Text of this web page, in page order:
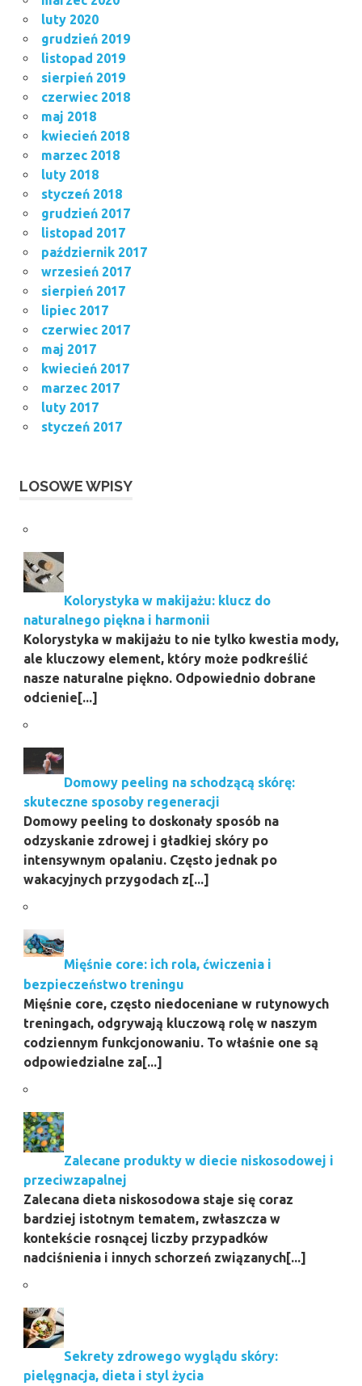
luty 2020
grudzień 2019
listopad 2019
sierpień 2019
czerwiec 2018
maj 2018
kwiecień 2018
marzec 2018
luty 2018
styczeń 2018
grudzień 2017
listopad 2017
październik 2017
wrzesień 2017
sierpień 2017
lipiec 2017
czerwiec 2017
maj 2017
kwiecień 2017
marzec 2017
luty 2017
styczeń 2017
LOSOWE WPISY
Kolorystyka w makijażu: klucz do
naturalnego piękna i harmonii
Kolorystyka w makijażu to nie tylko kwestia mody,
ale kluczowy element, który może podkreślić
nasze naturalne piękno. Odpowiednio dobrane
odcienie[...]
Domowy peeling na schodzącą skórę:
skuteczne sposoby regeneracji
Domowy peeling to doskonały sposób na
odzyskanie zdrowej i gładkiej skóry po
intensywnym opalaniu. Często jednak po
wakacyjnych przygodach z[...]
Mięśnie core: ich rola, ćwiczenia i
bezpieczeństwo treningu
Mięśnie core, często niedoceniane w rutynowych
treningach, odgrywają kluczową rolę w naszym
codziennym funkcjonowaniu. To właśnie one są
odpowiedzialne za[...]
Zalecane produkty w diecie niskosodowej i
przeciwzapalnej
Zalecana dieta niskosodowa staje się coraz
bardziej istotnym tematem, zwłaszcza w
kontekście rosnącej liczby przypadków
nadciśnienia i innych schorzeń związanych[...]
Sekrety zdrowego wyglądu skóry:
pielęgnacja, dieta i styl życia